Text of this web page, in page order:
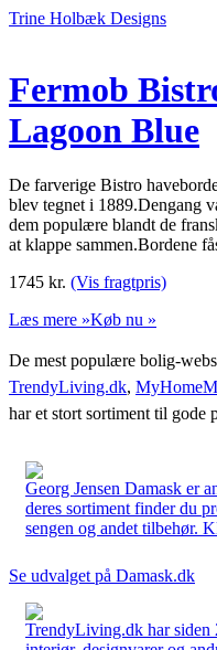
Trine Holbæk Designs
Fermob
Lagoon Blue
De farverige Bistro
blev tegnet i 1889.Dengang
dem populære blandt de
at klappe sammen.Bordene
1745 kr. (Vis fragtpris)
Læs mere »Køb nu »
De mest populære bolig-
TrendyLiving.dk,
har et stort sortiment til gode
Georg Jensen Damask er
deres sortiment finder du
sengen og andet tilbehør.
Se udvalget på Damask.dk
TrendyLiving.dk har siden